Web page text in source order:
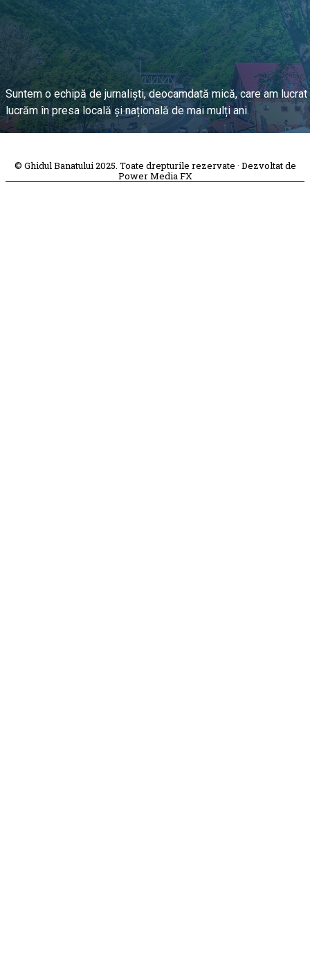
Suntem o echipă de jurnaliști, deocamdată mică, care am lucrat
lucrăm în presa locală și națională de mai mulți ani.
DESPRE PROIECT
© Ghidul Banatului 2025. Toate drepturile rezervate · Dezvoltat de
Power Media FX